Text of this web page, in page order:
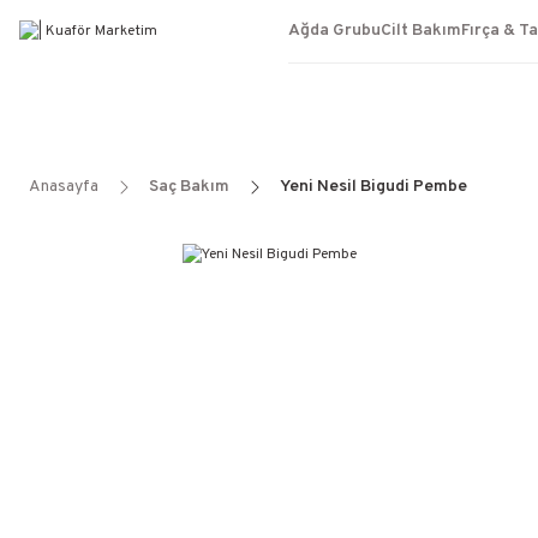
Ağda GrubuCilt BakımFırça &
Anasayfa Saç Bakım Yeni Nesil Bigudi Pembe